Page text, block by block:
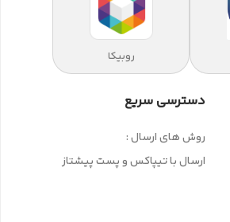
روبیکا
دسترسی سریع
روش های ارسال :
ارسال با تیپاکس و پست پیشتاز